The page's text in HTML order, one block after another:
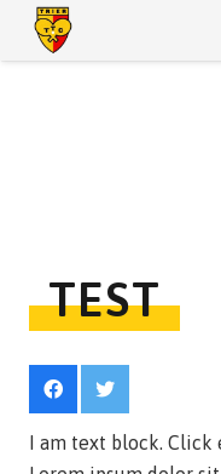
TEST
I am text block.